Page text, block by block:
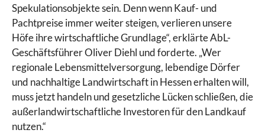
Spekulationsobjekte sein. Denn wenn Kauf- und
Pachtpreise immer weiter steigen, verlieren unsere
Höfe ihre wirtschaftliche Grundlage“, erklärte AbL-
Geschäftsführer Oliver Diehl und forderte. „Wer
regionale Lebensmittelversorgung, lebendige Dörfer
und nachhaltige Landwirtschaft in Hessen erhalten will,
muss jetzt handeln und gesetzliche Lücken schließen, die
außerlandwirtschaftliche Investoren für den Landkauf
nutzen.“